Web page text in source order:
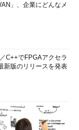
」、企業にどんなメ
C++でFPGAアクセラ
新版のリリースを発表